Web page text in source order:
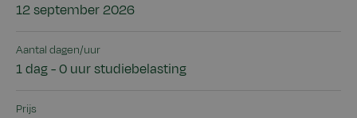
12 september 2026
Aantal dagen/uur
1 dag - 0 uur studiebelasting
Prijs